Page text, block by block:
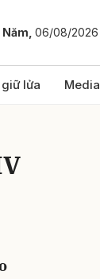
Năm, 06/08/2026
lửa Media